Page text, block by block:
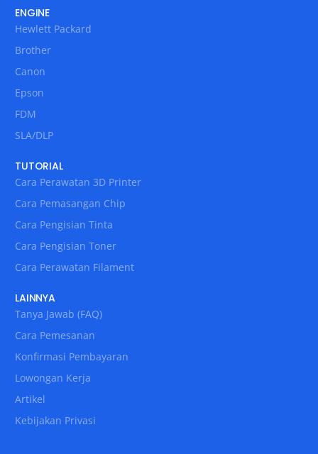
ENGINE
Hewlett Packard
Brother
Canon
Epson
FDM
SLA/DLP
TUTORIAL
Cara Perawatan 3D Printer
Cara Pemasangan Chip
Cara Pengisian Tinta
Cara Pengisian Toner
Cara Perawatan Filament
LAINNYA
Tanya Jawab (FAQ)
Cara Pemesanan
Konfirmasi Pembayaran
Lowongan Kerja
Artikel
Kebijakan Privasi